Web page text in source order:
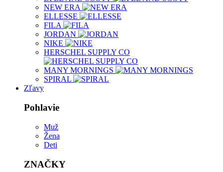
NEW ERA
ELLESSE
FILA
JORDAN
NIKE
HERSCHEL SUPPLY CO
MANY MORNINGS
SPIRAL
Zľavy
Pohlavie
Muž
Žena
Deti
ZNAČKY